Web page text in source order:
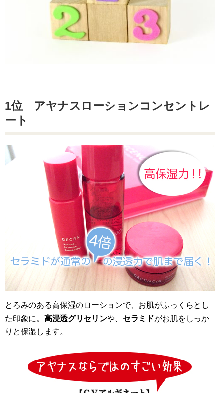
1位 アヤナスローションコンセントレ
ート
とろみのある高保湿のローションで、お肌がふっくらとし
た印象に。 高浸透グリセリンや、 セラミドがお肌をしっか
りと保湿します。